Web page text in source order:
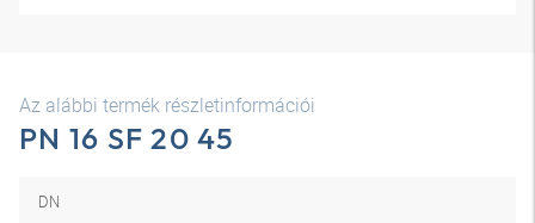
Az alábbi termék részletinformációi
PN 16 SF 20 45
DN